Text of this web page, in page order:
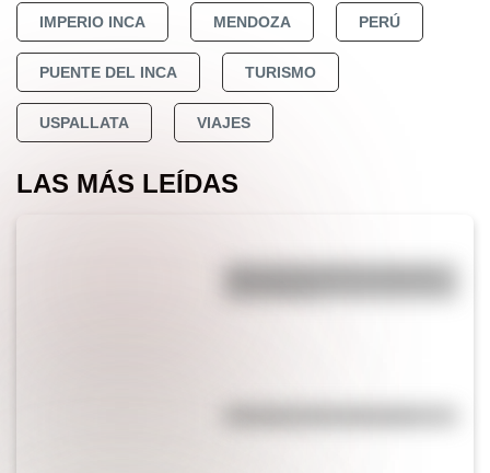
IMPERIO INCA MENDOZA PERÚ
PUENTE DEL INCA TURISMO
USPALLATA VIAJES
LAS MÁS LEÍDAS
¿Por qué los perros se ponen